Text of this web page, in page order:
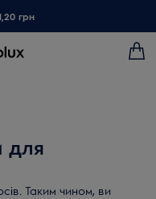
грн
для
Таким чином, ви